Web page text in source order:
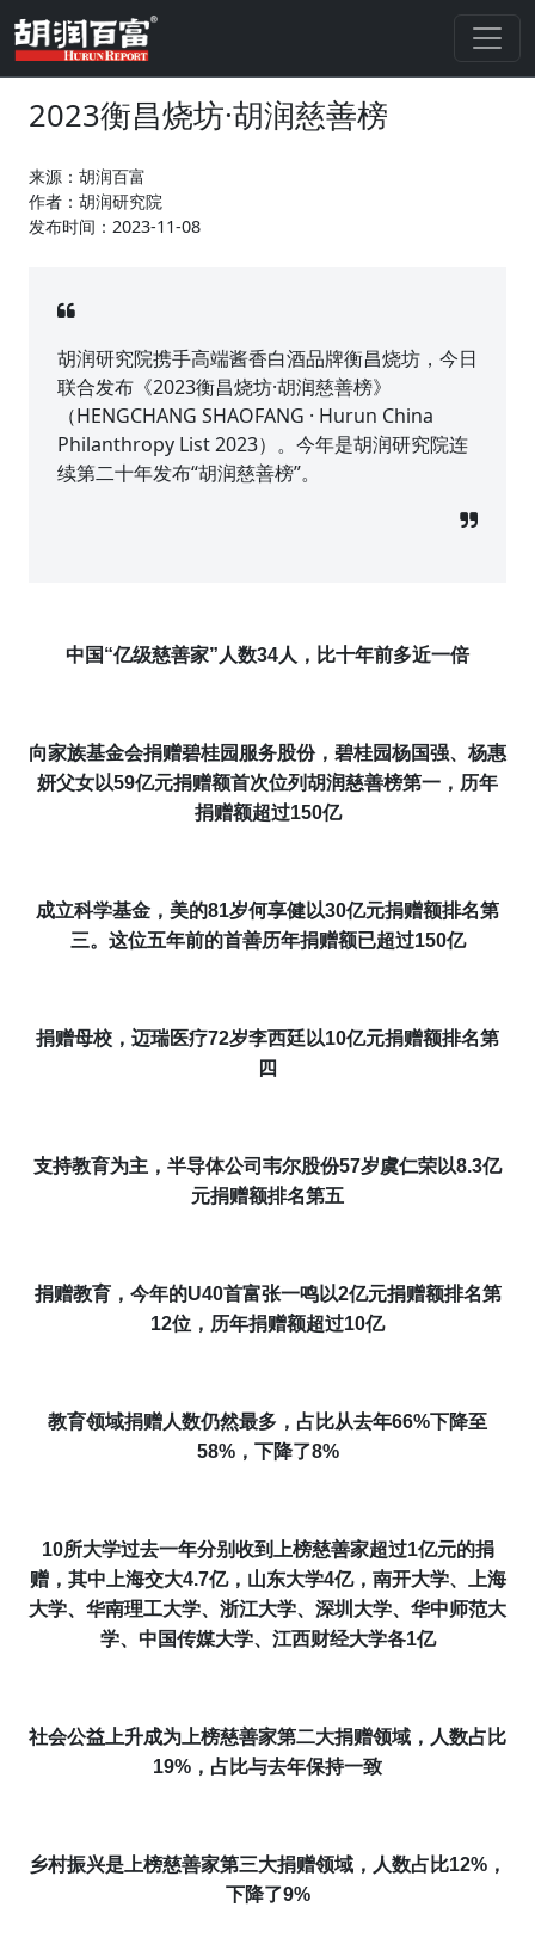
2023衡昌烧坊·胡润慈善榜
来源：胡润百富
作者：胡润研究院
发布时间：2023-11-08
胡润研究院携手高端酱香白酒品牌衡昌烧坊，今日
联合发布《2023衡昌烧坊·胡润慈善榜》
（HENGCHANG SHAOFANG · Hurun China
Philanthropy List 2023）。今年是胡润研究院连
续第二十年发布“胡润慈善榜”。
中国“亿级慈善家”人数34人，比十年前多近一倍
向家族基金会捐赠碧桂园服务股份，碧桂园杨国强、杨惠
妍父女以59亿元捐赠额首次位列胡润慈善榜第一 ，历年
捐赠额超过150亿
成立科学基金，美的81岁何享健以30亿元捐赠额排名第
三。这位五年前的首善历年捐赠额已超过150亿
捐赠母校，迈瑞医疗72岁李西廷以10亿元捐赠额排名第
四
支持教育为主，半导体公司韦尔股份57岁虞仁荣以8.3亿
元捐赠额排名第五
捐赠教育，今年的U40首富张一鸣以2亿元捐赠额排名第
12位，历年捐赠额超过10亿
教育领域捐赠人数仍然最多，占比从去年66%下降至
58%， 下降了8%
10所大学过去一年分别收到上榜慈善家超过1亿元的捐
赠， 其中上海交大4.7亿， 山东大学4亿， 南开大学、上海
大学、华南理工大学、浙江大学、深圳大学、华中师范大
学、中国传媒大学、江西财经大学各1亿
社会公益上升成为上榜慈善家第二大捐赠领域，人数占比
19% ，占比与去年保持一致
乡村振兴是上榜慈善家第三大捐赠领域，人数占比12% ，
下降了9%